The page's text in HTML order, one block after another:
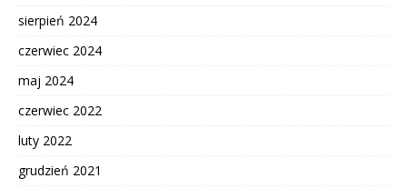
sierpień 2024
czerwiec 2024
maj 2024
czerwiec 2022
luty 2022
grudzień 2021